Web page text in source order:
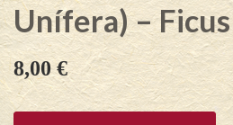
Unífera) –
8,00€